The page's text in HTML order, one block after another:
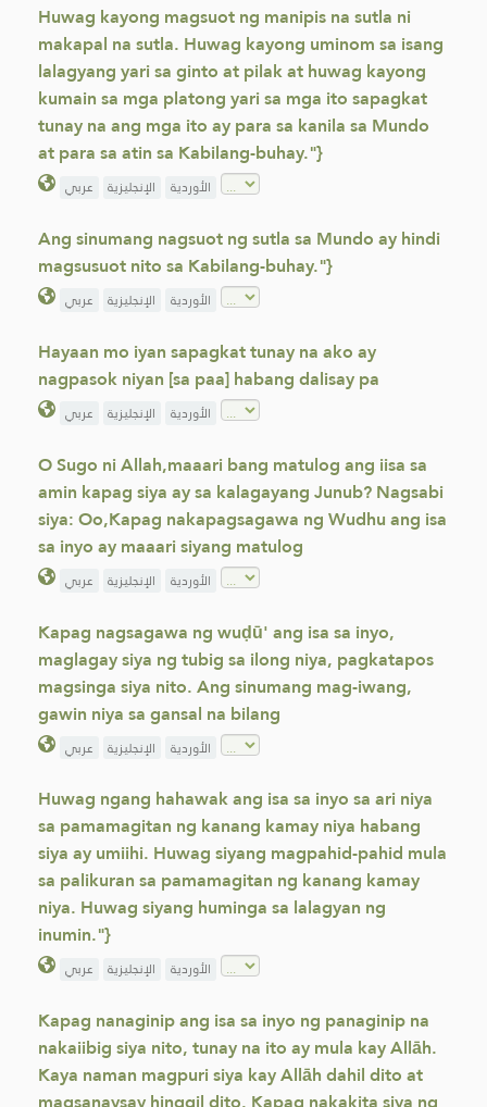
Huwag kayong magsuot ng manipis na sutla ni
makapal na sutla. Huwag kayong uminom sa isang
lalagyang yari sa ginto at pilak at huwag kayong
kumain sa mga platong yari sa mga ito sapagkat
tunay na ang mga ito ay para sa kanila sa Mundo
at para sa atin sa Kabilang-buhay."}
عربي الإنجليزية الأوردية
Ang sinumang nagsuot ng sutla sa Mundo ay hindi
magsusuot nito sa Kabilang-buhay."}
عربي الإنجليزية الأوردية
Hayaan mo iyan sapagkat tunay na ako ay
nagpasok niyan [sa paa] habang dalisay pa
عربي الإنجليزية الأوردية
O Sugo ni Allah,maaari bang matulog ang iisa sa
amin kapag siya ay sa kalagayang Junub? Nagsabi
siya: Oo,Kapag nakapagsagawa ng Wudhu ang isa
sa inyo ay maaari siyang matulog
عربي الإنجليزية الأوردية
Kapag nagsagawa ng wuḍū' ang isa sa inyo,
maglagay siya ng tubig sa ilong niya, pagkatapos
magsinga siya nito. Ang sinumang mag-iwang,
gawin niya sa gansal na bilang
عربي الإنجليزية الأوردية
Huwag ngang hahawak ang isa sa inyo sa ari niya
sa pamamagitan ng kanang kamay niya habang
siya ay umiihi. Huwag siyang magpahid-pahid mula
sa palikuran sa pamamagitan ng kanang kamay
niya. Huwag siyang huminga sa lalagyan ng
inumin."}
عربي الإنجليزية الأوردية
Kapag nanaginip ang isa sa inyo ng panaginip na
nakaiibig siya nito, tunay na ito ay mula kay Allāh.
Kaya naman magpuri siya kay Allāh dahil dito at